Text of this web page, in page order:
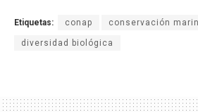
Etiquetas: conap conservación
diversidad biológica